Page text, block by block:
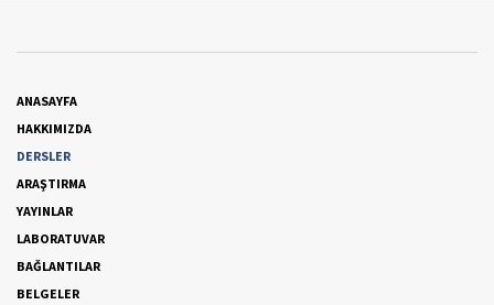
ANASAYFA
HAKKIMIZDA
DERSLER
ARAŞTIRMA
YAYINLAR
LABORATUVAR
BAĞLANTILAR
BELGELER